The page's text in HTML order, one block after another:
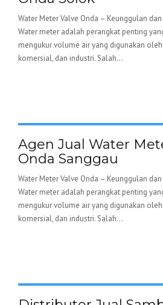
Water Meter Valve Onda – Keunggulan
Water meter adalah perangkat penting
mengukur volume air yang digunakan
komersial, dan industri. Salah...
Agen Jual Water
Onda Sanggau
Water Meter Valve Onda – Keunggulan
Water meter adalah perangkat penting
mengukur volume air yang digunakan
komersial, dan industri. Salah...